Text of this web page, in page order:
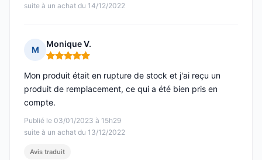
suite à un achat du 14/12/2022
M
Monique V.
Note : 5 sur 5
Publié le 03/01/2023 à 15h29
suite à un achat du 13/12/2022
Mon produit était en rupture de stock et j'ai reçu un
produit de remplacement, ce qui a été bien pris en
compte.
Avis traduit